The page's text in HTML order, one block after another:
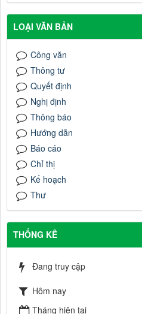
LOẠI VĂN BẢN
Công văn
Thông tư
Quyết định
Nghị định
Thông báo
Hướng dẫn
Báo cáo
Chỉ thị
Kế hoạch
Thư
THỐNG KÊ
Đang truy cập
Hôm nay
Tháng hiện tại